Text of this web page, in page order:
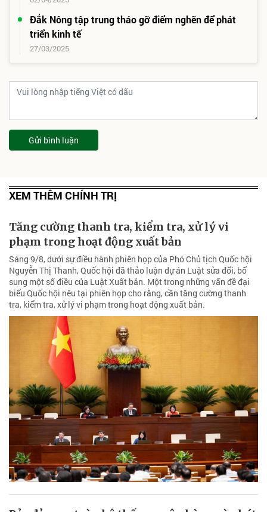
Đắk Nông tập trung tháo gỡ điểm nghẽn để phát
triển kinh tế
27/03/2025
Gửi bình luận
XEM THÊM CHÍNH TRỊ
Tăng cường thanh tra, kiểm tra, xử lý vi
phạm trong hoạt động xuất bản
Sáng 9/8, dưới sự điều hành phiên họp của Phó Chủ tịch Quốc hội
Nguyễn Thị Thanh, Quốc hội đã thảo luận dự án Luật sửa đổi, bổ
sung một số điều của Luật Xuất bản. Một trong những vấn đề đại
biểu Quốc hội nêu tại phiên họp cho rằng, cần tăng cường thanh
tra, kiểm tra, xử lý vi phạm trong hoạt động xuất bản.